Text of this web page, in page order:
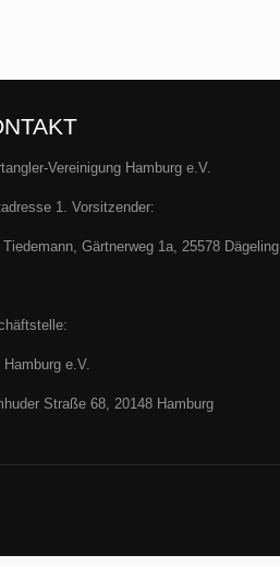
Vereinigung Hamburg e.V.
1. Vorsitzender:
Tiedemann, Gärtnerweg 1a, 25578 Dägeling
Hamburg e.V.
Straße 68, 20148 Hamburg